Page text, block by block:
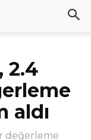
2.4
aldı
değerleme